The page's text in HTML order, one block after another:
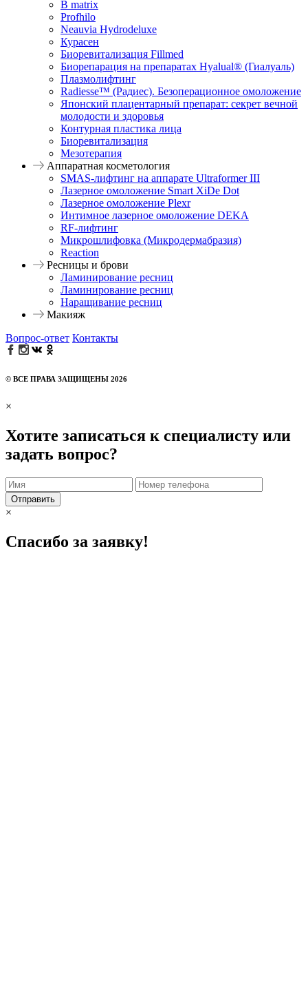
B matrix
Profhilo
Neauvia Hydrodeluxe
Курасен
Биоревитализация Fillmed
Биорепарация на препаратах Hyalual® (Гиалуаль)
Плазмолифтинг
Radiesse™ (Радиес). Безоперационное омоложение
Японский плацентарный препарат: секрет вечной
молодости и здоровья
Контурная пластика лица
Биоревитализация
Мезотерапия
Аппаратная косметология
SMAS-лифтинг на аппарате Ultraformer III
Лазерное омоложение Smart XiDe Dot
Лазерное омоложение Plexr
Интимное лазерное омоложение DEKA
RF-лифтинг
Микрошлифовка (Микродермабразия)
Reaction
Ресницы и брови
Ламинирование ресниц
Ламинирование ресниц
Наращивание ресниц
Макияж
Вопрос-ответ Контакты
© ВСЕ ПРАВА ЗАЩИЩЕНЫ 2026
×
Хотите записаться к специалисту или
задать вопрос?
Отправить
×
Спасибо за заявку!